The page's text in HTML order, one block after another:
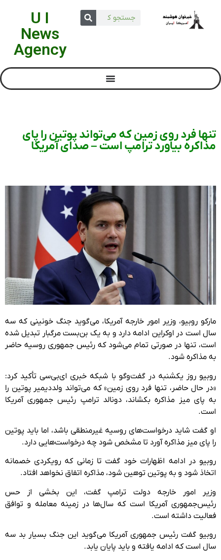
U I
News
Agency
تنها فرد روی زمین که‌ می‌تواند پوتین را پای
مذاکره بیاورد ترامپ است – صدای آمریکا
مارکو روبیو، وزیر امور خارجه آمریکا، می‌گوید جنگ خونینی که سه
سال است در اوکراین ادامه دارد و به یک بن‌بست مرگبار تبدیل شده
است، تنها در صورتی تمام می‌شود که رئیس جمهوری روسیه حاضر
به مذاکره شود.
روبیو روز یکشنبه در گفت‌وگو با شبکه خبری ای‌بی‌سی تأکید کرد:
«در حال حاضر، تنها فرد روی زمین» که می‌تواند ولددیمیر پوتین را
به پای میز مذاکره بکشاند، دونالد ترامپ رئیس جمهوری آمریکا
است.
او گفت شاید درخواست‌های روسیه غیرمنطقی باشد، اما باید پوتین
را پای میز مذاکره آورد تا مشخص شود چه درخواست‌هایی دارد.
روبیو در ادامه اظهارات خود گفت تا زمانی که رویکردی خصمانه
اتخاذ شود و به پوتین توهین شود، مذاکره اتفاق نخواهد افتاد.
وزیر امور خارجه دولت ترامپ گفت، این بخشی از حس
رئیس‌جمهوری آمریکا است که سال‌ها در زمینه معامله و توافق
فعالیت داشته است.
روبیو گفت رئیس جمهوری آمریکا می‌گوید این جنگ بسیار بد سه
سال است که ادامه یافته و باید پایان یابد.